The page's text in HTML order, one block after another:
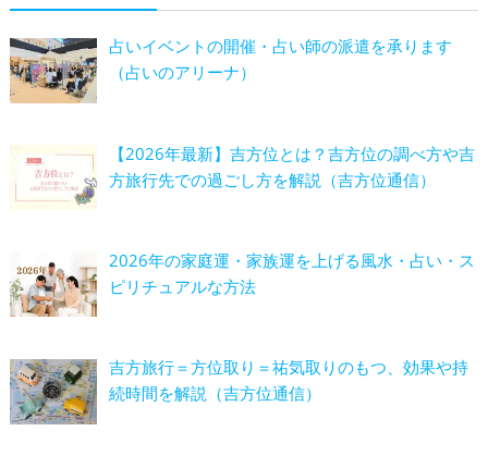
占いイベントの開催・占い師の派遣を承ります
（占いのアリーナ）
【2026年最新】吉方位とは？吉方位の調べ方や吉
方旅行先での過ごし方を解説（吉方位通信）
2026年の家庭運・家族運を上げる風水・占い・ス
ピリチュアルな方法
吉方旅行＝方位取り＝祐気取りのもつ、効果や持
続時間を解説（吉方位通信）